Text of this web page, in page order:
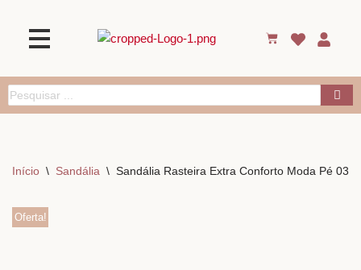
Início \ Sandália \ Sandália Rasteira Extra Conforto Moda Pé 03
Oferta!